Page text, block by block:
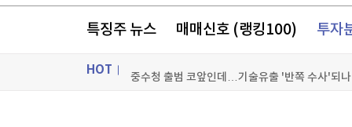
특징주 뉴스 매매신호 (랭킹100) 투자
HOT
'日 만화의 산실' 소년점프의 추락
내년부터 중고차 팔 땐 수수료 더한 총액 표시
중수청 출범 코앞인데…기술유출 '반쪽 수사'되나